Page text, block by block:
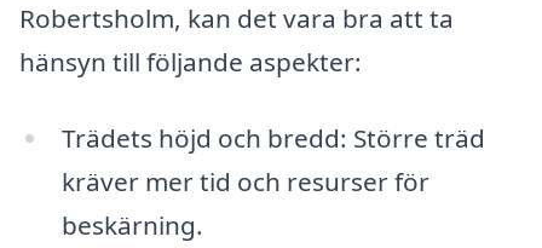
Robertsholm, kan det vara bra att ta
hänsyn till följande aspekter:
Trädets höjd och bredd: Större träd
kräver mer tid och resurser för
beskärning.